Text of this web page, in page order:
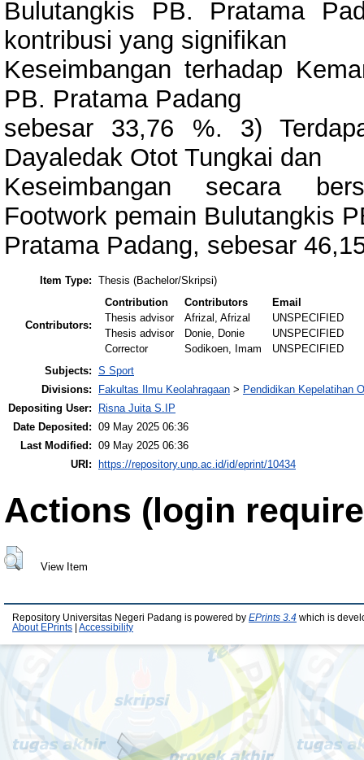
Bulutangkis PB. Pratama
kontribusi yang signifikan
Keseimbangan terhadap
PB. Pratama Padang
sebesar 33,76 %. 3)
Dayaledak Otot Tungkai dan
Keseimbangan secara
Footwork pemain Bulutangkis
Pratama Padang, sebesar
Item Type: Thesis (Bachelor/Skripsi)
Contributors:
Contribution Contributors
Email
Thesis advisor
Afrizal, Afrizal
UNSPECIFIED
Thesis advisor
Donie, Donie
UNSPECIFIED
Corrector
Sodikoen, Imam
UNSPECIFIED
Subjects: S Sport
Divisions:
Fakultas Ilmu Keolahragaan > Pendidikan Kepelatihan
Depositing User:
Risna Juita S.IP
Date Deposited: 09 May 2025 06:36
Last Modified: 09 May 2025 06:36
URI:
https://repository.unp.ac.id/id/eprint/10434
Actions (login
View Item
Repository Universitas Negeri Padang is powered by EPrints 3.4 which is
About EPrints
Accessibility